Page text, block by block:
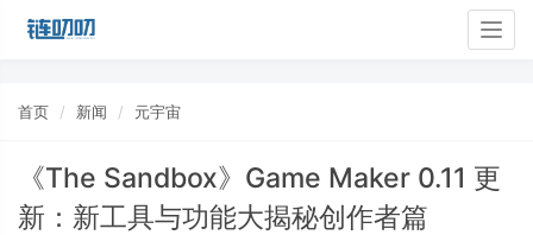
首页 新闻 元宇宙
​​《The Sandbox》Game Maker 0.11 更
新：新工具与功能大揭秘创作者篇